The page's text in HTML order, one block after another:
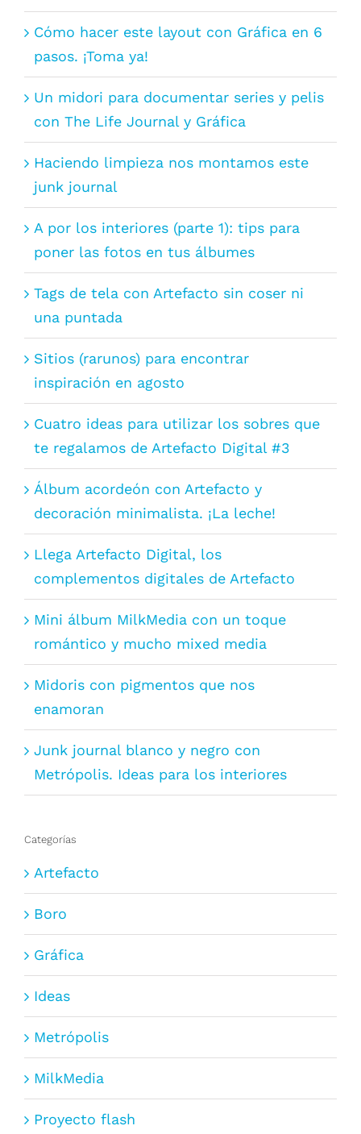
Cómo hacer este layout con Gráfica en 6
pasos. ¡Toma ya!
Un midori para documentar series y pelis
con The Life Journal y Gráfica
Haciendo limpieza nos montamos este
junk journal
A por los interiores (parte 1): tips para
poner las fotos en tus álbumes
Tags de tela con Artefacto sin coser ni
una puntada
Sitios (rarunos) para encontrar
inspiración en agosto
Cuatro ideas para utilizar los sobres que
te regalamos de Artefacto Digital #3
Álbum acordeón con Artefacto y
decoración minimalista. ¡La leche!
Llega Artefacto Digital, los
complementos digitales de Artefacto
Mini álbum MilkMedia con un toque
romántico y mucho mixed media
Midoris con pigmentos que nos
enamoran
Junk journal blanco y negro con
Metrópolis. Ideas para los interiores
Categorías
Artefacto
Boro
Gráfica
Ideas
Metrópolis
MilkMedia
Proyecto flash